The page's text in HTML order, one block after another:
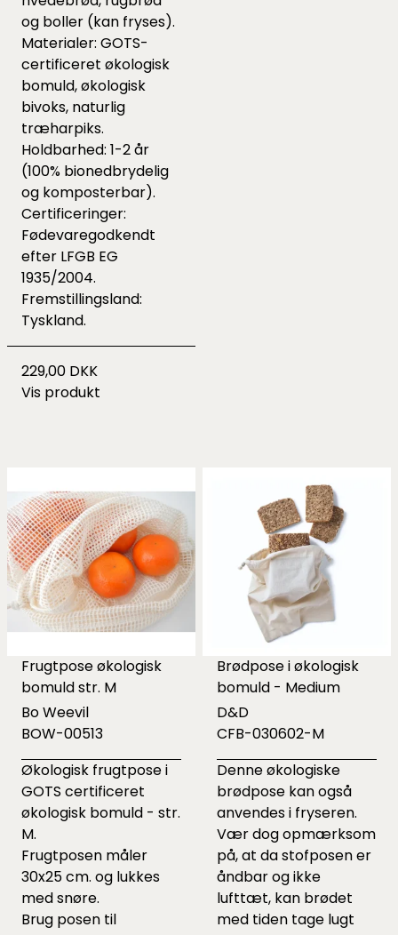
og boller (kan fryses).
Materialer: GOTS-
certificeret økologisk
bomuld, økologisk
bivoks, naturlig
træharpiks.
Holdbarhed: 1-2 år
(100% bionedbrydelig
og komposterbar).
Certificeringer:
Fødevaregodkendt
efter LFGB EG
1935/2004.
Fremstillingsland:
Tyskland.
229,00 DKK
Vis produkt
Frugtpose økologisk
bomuld str. M
Bo Weevil
BOW-00513
Økologisk frugtpose i
GOTS certificeret
økologisk bomuld - str.
M.
Frugtposen måler
30x25 cm. og lukkes
med snøre.
Brug posen til
Brødpose i økologisk
bomuld - Medium
D&D
CFB-030602-M
Denne økologiske
brødpose kan også
anvendes i fryseren.
Vær dog opmærksom
på, at da stofposen er
åndbar og ikke
lufttæt, kan brødet
med tiden tage lugt